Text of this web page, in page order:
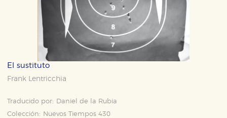
El sustituto
Frank Lentricchia
Traducido por:
Daniel de la Rubia
Colección:
Nuevos Tiempos 430